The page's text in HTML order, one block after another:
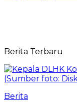
Berita Terbaru
Berita